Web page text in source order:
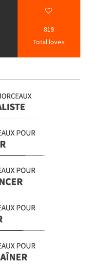
819
Total loves